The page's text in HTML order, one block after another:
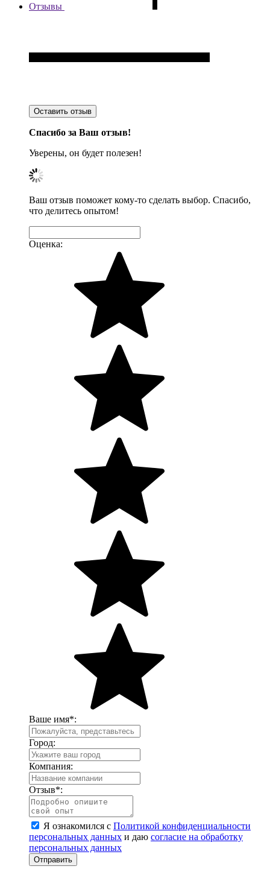
Отзывы
Оставить отзыв
Спасибо за Ваш отзыв!
Уверены, он будет полезен!
Ваш отзыв поможет кому-то сделать выбор. Спасибо,
что делитесь опытом!
Оценка:
Ваше имя*:
Город:
Компания:
Отзыв*:
Я ознакомился с Политикой конфиденциальности
персональных данных и даю согласие на обработку
персональных данных
Отправить